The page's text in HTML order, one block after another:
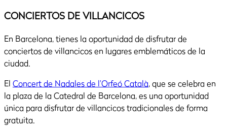
CONCIERTOS DE VILLANCICOS
En Barcelona, tienes la oportunidad de disfrutar de
conciertos de villancicos en lugares emblemáticos de la
ciudad.
El Concert de Nadales de l’Orfeó Català, que se celebra en
la plaza de la Catedral de Barcelona, es una oportunidad
única para disfrutar de villancicos tradicionales de forma
gratuita.